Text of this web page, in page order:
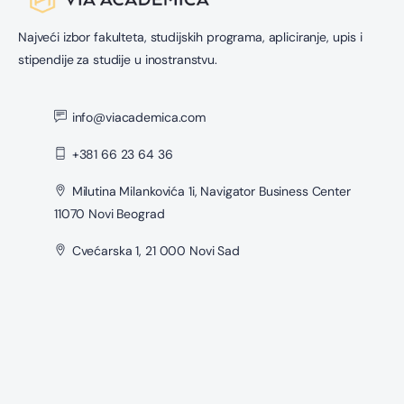
Najveći izbor fakulteta, studijskih programa, apliciranje, upis i
stipendije za studije u inostranstvu.
info@viacademica.com
+381 66 23 64 36
Milutina Milankovića 1i, Navigator Business Center
11070 Novi Beograd
Cvećarska 1, 21 000 Novi Sad